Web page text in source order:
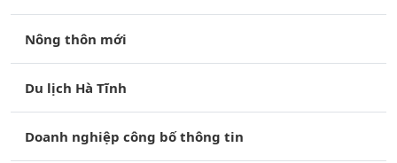
Nông thôn mới
Du lịch Hà Tĩnh
Doanh nghiệp công bố thông tin